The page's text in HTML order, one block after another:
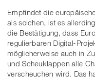
Empfindet die
als solchen, ist es
die Bestätigung, dass
regulierbaren Digital-
möglicherweise auch in
und Scheuklappen alle
verscheuchen wird. Das